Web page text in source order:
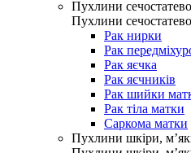
Пухлини
Пухлини
Рак нирки
Рак
Рак яєчка
Рак яєчників
Рак шийки
Рак тіла матки
Саркома матки
Пухлини шкіри,